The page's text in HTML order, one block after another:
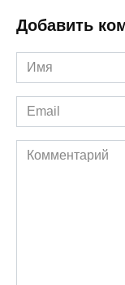
Добавить
Имя
*
Email
*
Комментарий